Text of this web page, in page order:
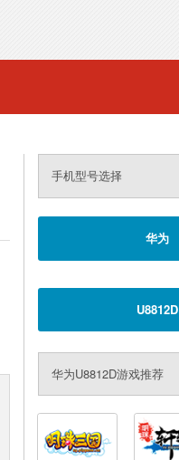
手机型号选择
华为
U8812D
华为U8812D游戏推荐